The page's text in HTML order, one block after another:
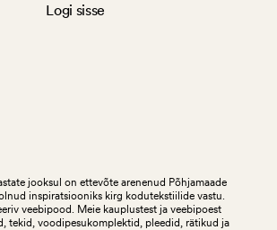
Logi sisse
jooksul on ettevõte arenenud Põhjamaade
inspiratsiooniks kirg kodutekstiilide vastu.
veebipood. Meie kauplustest ja veebipoest
tekid, voodipesukomplektid, pleedid, rätikud ja